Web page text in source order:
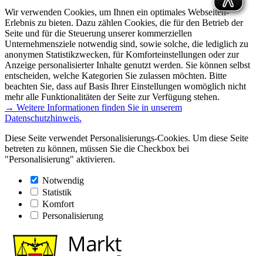
Wir verwenden Cookies, um Ihnen ein optimales Webseiten-
Erlebnis zu bieten. Dazu zählen Cookies, die für den Betrieb der
Seite und für die Steuerung unserer kommerziellen
Unternehmensziele notwendig sind, sowie solche, die lediglich zu
anonymen Statistikzwecken, für Komforteinstellungen oder zur
Anzeige personalisierter Inhalte genutzt werden. Sie können selbst
entscheiden, welche Kategorien Sie zulassen möchten. Bitte
beachten Sie, dass auf Basis Ihrer Einstellungen womöglich nicht
mehr alle Funktionalitäten der Seite zur Verfügung stehen.
→ Weitere Informationen finden Sie in unserem
Datenschutzhinweis.
Diese Seite verwendet Personalisierungs-Cookies. Um diese Seite
betreten zu können, müssen Sie die Checkbox bei
"Personalisierung" aktivieren.
Notwendig
Statistik
Komfort
Personalisierung